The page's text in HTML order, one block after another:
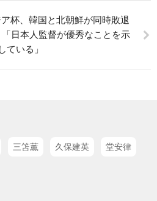
杯、韓国と北朝鮮が同時敗退
「日本人監督が優秀なことを示
している」
三笘薫 久保建英 堂安律